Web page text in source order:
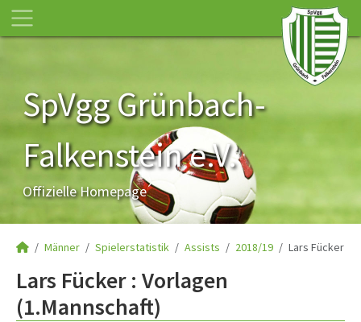
SpVgg Grünbach-
Falkenstein e.V.
Offizielle Homepage
Männer Spielerstatistik Assists 2018/19 Lars Fücker
Lars Fücker : Vorlagen
(1.Mannschaft)